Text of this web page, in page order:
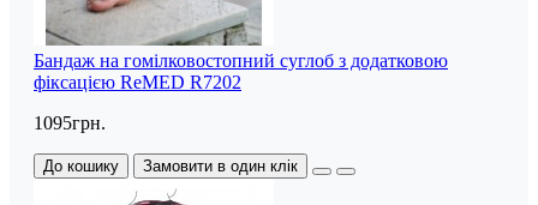
Бандаж на гомілковостопний суглоб з додатковою
фіксацією ReMED R7202
1095грн.
До кошику Замовити в один клік